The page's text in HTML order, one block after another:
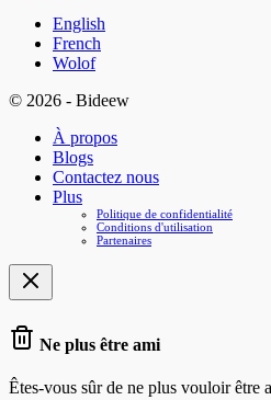
English
French
Wolof
© 2026 - Bideew
À propos
Blogs
Contactez nous
Plus
Politique de confidentialité
Conditions d'utilisation
Partenaires
Ne plus être ami
Êtes-vous sûr de ne plus vouloir être